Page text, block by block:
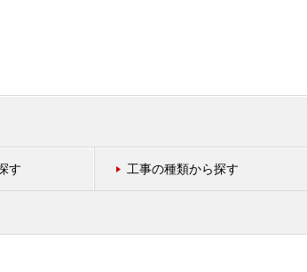
す 工事の種類から探す